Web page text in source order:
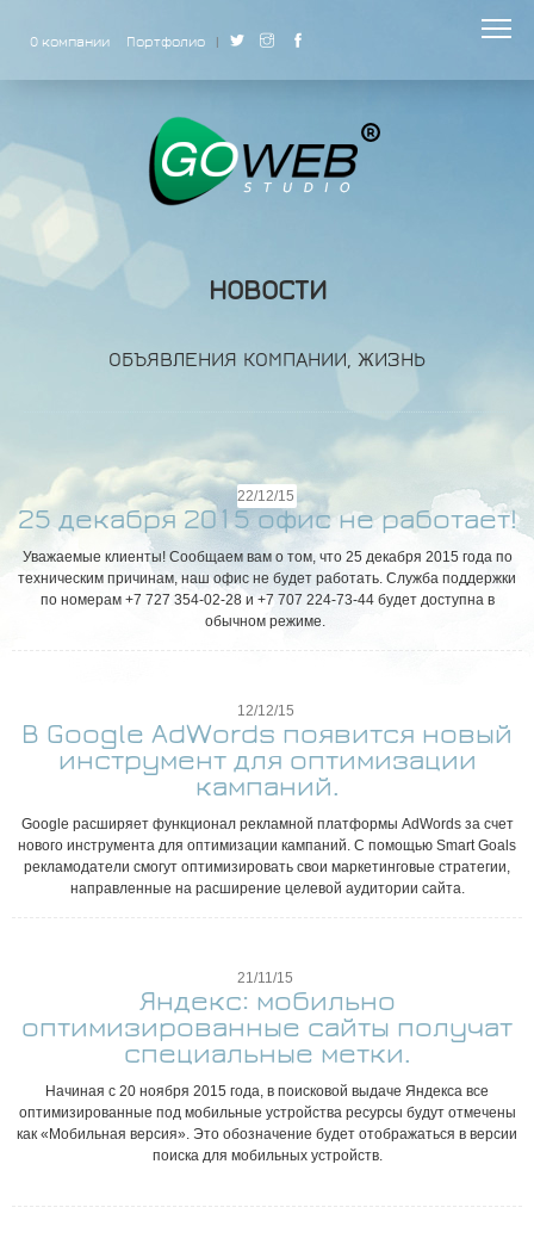
О компании Портфолио |
НОВОСТИ
ОБЪЯВЛЕНИЯ КОМПАНИИ, ЖИЗНЬ
22/12/15
25 декабря 2015 офис не работает!
Уважаемые клиенты! Сообщаем вам о том, что 25 декабря 2015 года по
техническим причинам, наш офис не будет работать. Служба поддержки
по номерам +7 727 354-02-28 и +7 707 224-73-44 будет доступна в
обычном режиме.
12/12/15
В Google AdWords появится новый
инструмент для оптимизации
кампаний.
Google расширяет функционал рекламной платформы AdWords за счет
нового инструмента для оптимизации кампаний. С помощью Smart Goals
рекламодатели смогут оптимизировать свои маркетинговые стратегии,
направленные на расширение целевой аудитории сайта.
21/11/15
Яндекс: мобильно
оптимизированные сайты получат
специальные метки.
Начиная с 20 ноября 2015 года, в поисковой выдаче Яндекса все
оптимизированные под мобильные устройства ресурсы будут отмечены
как «Мобильная версия». Это обозначение будет отображаться в версии
поиска для мобильных устройств.